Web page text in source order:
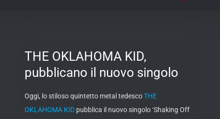
THE OKLAHOMA KID,
pubblicano il nuovo singolo
Oggi, lo stiloso quintetto metal tedescoTHE
OKLAHOMA KID pubblica il nuovo singolo ‘Shaking Off